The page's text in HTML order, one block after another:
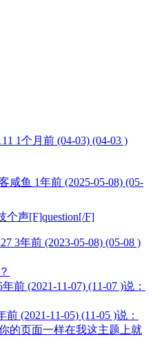
1个月前 (04-03) (04-03 )
咸鱼 1年前 (2025-05-08) (05-
个声[F]question[/F]
3年前 (2023-05-08) (05-08 )
年前 (2021-11-07) (11-07 )说：
前 (2021-11-05) (11-05 )说：
的页面一样在我这主题上就